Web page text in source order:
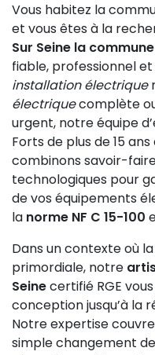
Vous habitez la
et vous êtes à la
Sur Seine la
fiable, professionnel
installation électrique
électriquecomplète
urgent, notre équipe
Forts de plus de 15
combinons savoir-
technologiques pour
de vos équipements
la norme NF C 15-100
Dans un contexte où
primordiale, notre
Seinecertifié RGE
conception jusqu’à la
Notre expertise
simple changement de